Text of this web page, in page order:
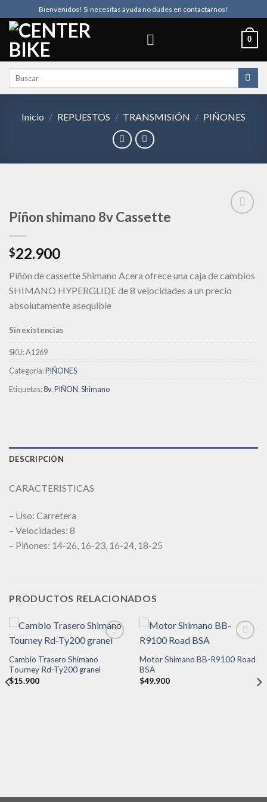
to
content
Bienvenidos! Si necesitas ayuda no dudes en contactarnos!
0
Inicio / REPUESTOS / TRANSMISIÓN / PIÑONES
deseos
Piñon shimano 8v Cassette
$22.900
Piñón de cassette Shimano Acera ofrece una caja de cambios
SHIMANO HYPERGLIDE de 8 velocidades a un precio
absolutamente asequible
Sin existencias
SKU:A1269
Categoría:PIÑONES
Etiquetas:8v,PIÑON,Shimano
DESCRIPCIÓN
CARACTERISTICAS
– Uso: Carretera
– Velocidades: 8
– Piñones: 14-26, 16-23, 16-24, 18-25
PRODUCTOS RELACIONADOS
Añadir
Cambio Trasero Shimano
Tourney Rd-Ty200 granel
$15.900
Motor Shimano BB-R9100 Road
BSA
$49.900